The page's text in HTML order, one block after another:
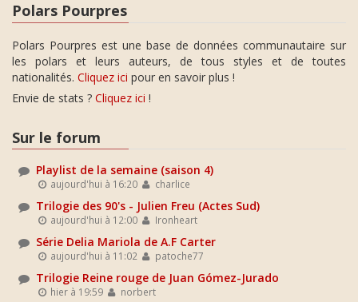
Polars Pourpres
Polars Pourpres est une base de données communautaire sur
les polars et leurs auteurs, de tous styles et de toutes
nationalités. Cliquez ici pour en savoir plus !
Envie de stats ? Cliquez ici !
Sur le forum
Playlist de la semaine (saison 4)
aujourd'hui à 16:20 charlice
Trilogie des 90's - Julien Freu (Actes Sud)
aujourd'hui à 12:00 Ironheart
Série Delia Mariola de A.F Carter
aujourd'hui à 11:02 patoche77
Trilogie Reine rouge de Juan Gómez-Jurado
hier à 19:59 norbert